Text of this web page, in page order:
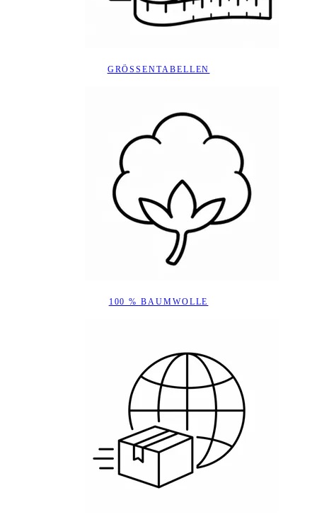
GRÖSSENTABELLEN
100 % BAUMWOLLE